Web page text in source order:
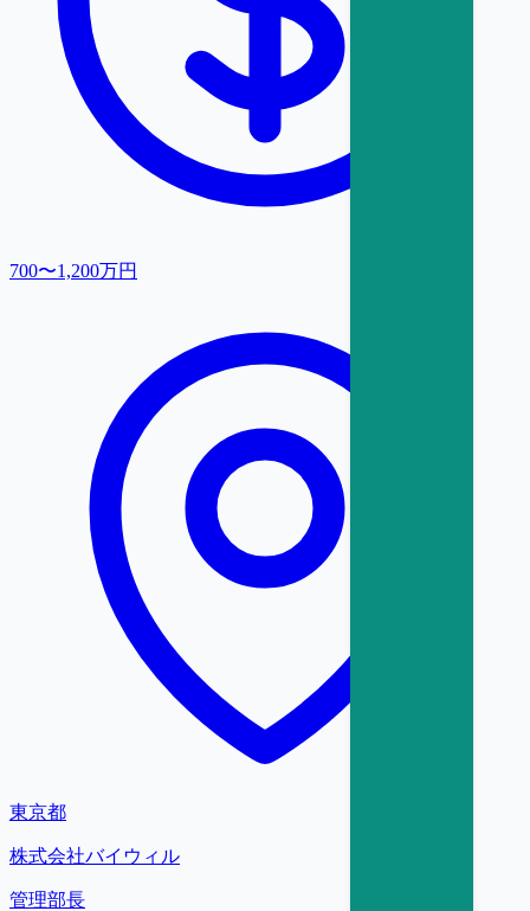
700〜1,200万円
東京都
株式会社バイウィル
管理部長